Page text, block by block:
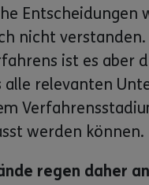
Entscheidungen
nicht verstanden.
ist es aber
alle relevanten
werden können.
regen daher